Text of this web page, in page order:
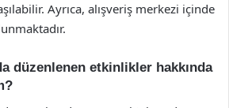
Ayrıca, alışveriş merkezi içinde
düzenlenen etkinlikler hakkında